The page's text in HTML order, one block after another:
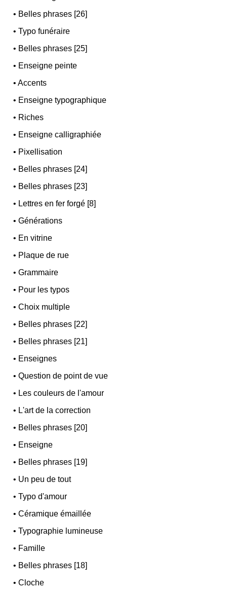
• Belles phrases [26]
•Typo funéraire
• Belles phrases [25]
• Enseigne peinte
•Accents
• Enseigne typographique
• Riches
• Enseigne calligraphiée
• Pixellisation
• Belles phrases [24]
• Belles phrases [23]
• Lettres en fer forgé [8]
•Générations
• En vitrine
• Plaque de rue
•Grammaire
• Pour les typos
•Choix multiple
• Belles phrases [22]
• Belles phrases [21]
• Enseignes
•Question de point de vue
• Les couleurs de l'amour
• L'art de la correction
• Belles phrases [20]
• Enseigne
• Belles phrases [19]
• Un peu de tout
•Typo d'amour
•Céramique émaillée
•Typographie lumineuse
• Famille
• Belles phrases [18]
•Cloche